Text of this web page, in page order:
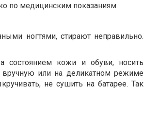
по медицинским показаниям.
ногтями, стирают неправильно.
состоянием кожи и обуви, носить
вручную или на деликатном режиме
не сушить на батарее. Так